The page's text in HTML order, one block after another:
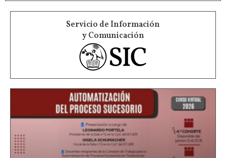
Servicio de Información
y Comunicación